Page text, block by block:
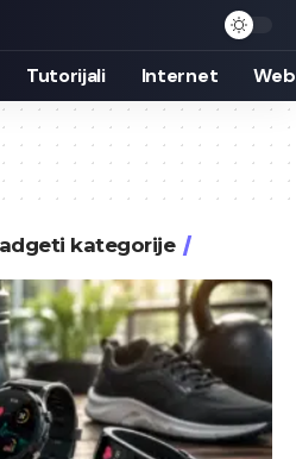
Tutorijali Internet
kategorije